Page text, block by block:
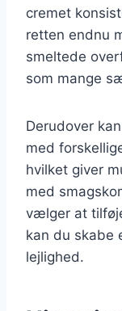
cremet
retten endnu
smeltede
som mange
Derudover
med
hvilket giver
med
vælger at
kan du skabe
lejlighed.